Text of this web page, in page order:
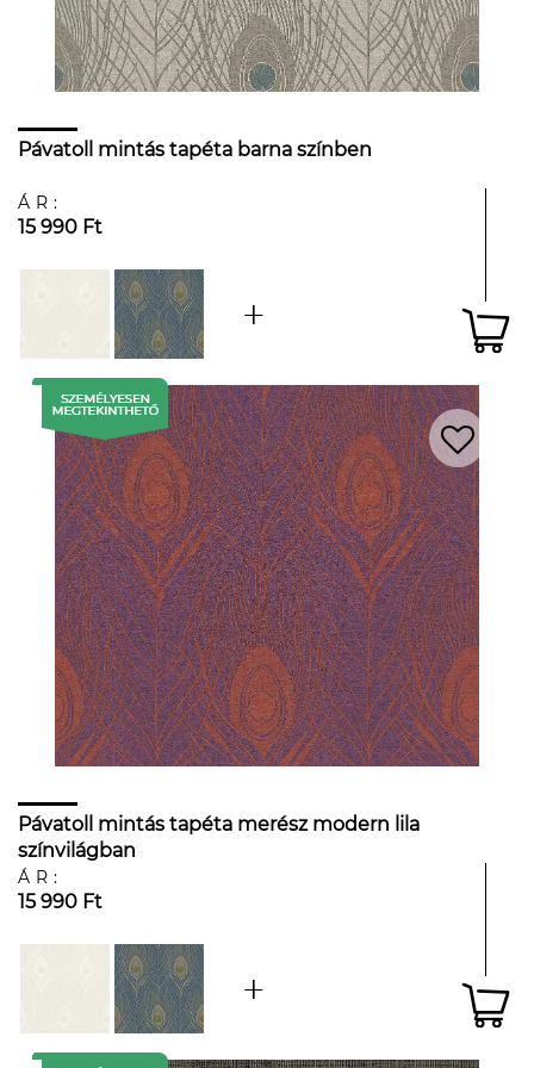
Pávatoll mintás tapéta barna színben
ÁR:
15 990 Ft
Pávatoll mintás tapéta merész modern lila
színvilágban
ÁR:
15 990 Ft